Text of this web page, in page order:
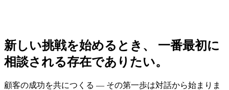
新しい挑戦を始めるとき、 一番最初に
相談される存在でありたい。
顧客の成功を共につくる — その第一歩は対話から始まりま